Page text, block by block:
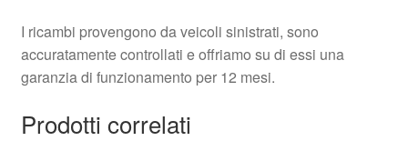
I ricambi provengono da veicoli sinistrati, sono
accuratamente controllati e offriamo su di essi una
garanzia di funzionamento per 12 mesi.
Prodotti correlati